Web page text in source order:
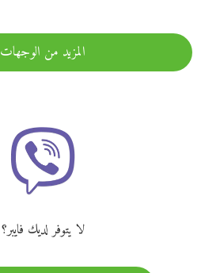
المزيد من الوجهات
لا يتوفر لديك فايبر؟